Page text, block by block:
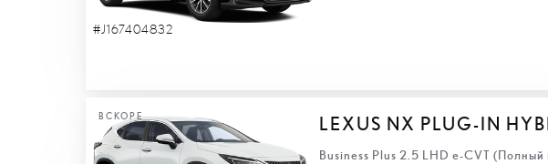
#J167404832
ВСКОРЕ LEXUS NX PLUG-IN
Business Plus 2.5 LHD e-CVT